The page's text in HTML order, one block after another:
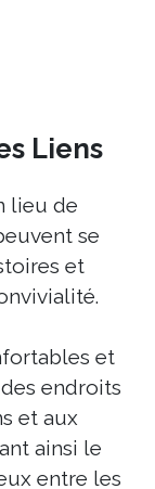
Liens
lieu de
se
et
et
endroits
et aux
ainsi le
entre les